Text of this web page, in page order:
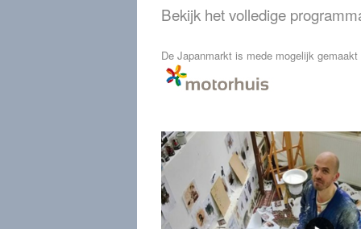
Bekijk het volledige
De Japanmarkt is mede mogelijk gemaakt